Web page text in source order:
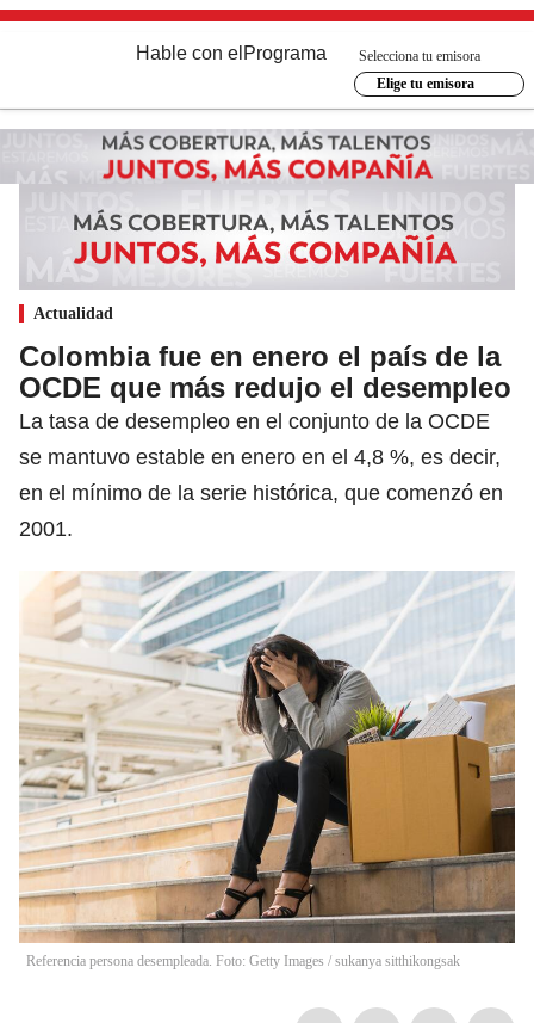
Hable con el Programa
Selecciona tu emisora
Elige tu emisora
Actualidad
Colombia fue en enero el país de la
OCDE que más redujo el desempleo
La tasa de desempleo en el conjunto de la OCDE
se mantuvo estable en enero en el 4,8 %, es decir,
en el mínimo de la serie histórica, que comenzó en
2001.
Referencia persona desempleada. Foto: Getty Images / sukanya sitthikongsak